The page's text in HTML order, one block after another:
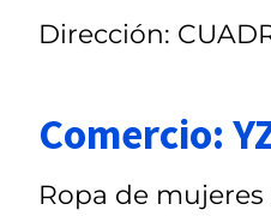
Dirección:
Comercio:
Ropa de